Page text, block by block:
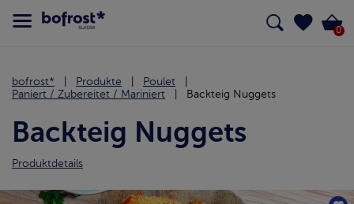
0
bofrost* Produkte
Poulet
Paniert / Zubereitet / Mariniert
Backteig Nuggets
Backteig Nuggets
Produktdetails